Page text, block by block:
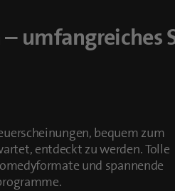
umfangreiches
bequem zum
entdeckt zu werden. Tolle
und spannende